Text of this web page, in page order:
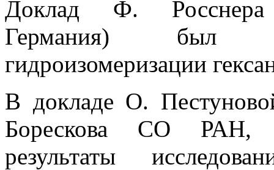
Доклад Ф. Росснера
Германия) был
гидроизомеризации
В докладе О.
Борескова СО РАН,
результаты